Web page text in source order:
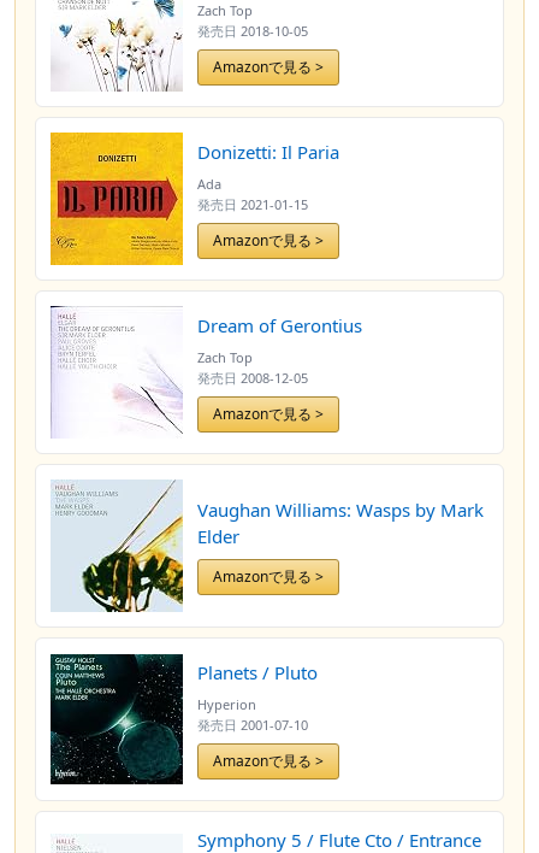
Zach Top
発売日 2018-10-05
Amazonで見る >
Donizetti: Il Paria
Ada
発売日 2021-01-15
Amazonで見る >
Dream of Gerontius
Zach Top
発売日 2008-12-05
Amazonで見る >
Vaughan Williams: Wasps by Mark
Elder
Amazonで見る >
Planets / Pluto
Hyperion
発売日 2001-07-10
Amazonで見る >
Symphony 5 / Flute Cto / Entrance